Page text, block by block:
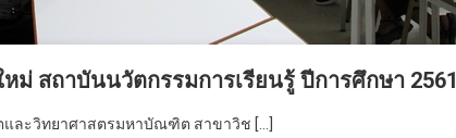
ม่ สถาบันนวัตกรรมการเรียนรู้ ปีการศึกษา 2561
ะวิทยาศาสตรมหาบัณฑิต สาขาวิช […]